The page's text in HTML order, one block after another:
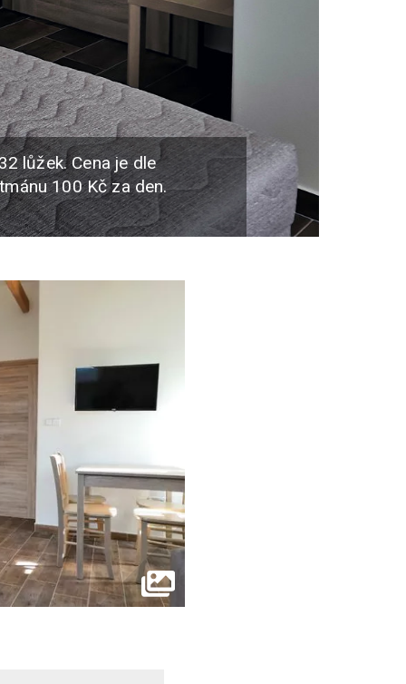
lůžek. Cena je dle
100 Kč za den.